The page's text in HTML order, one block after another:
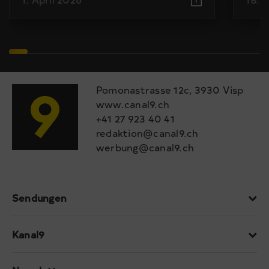
Pomonastrasse 12c, 3930 Visp
www.canal9.ch
+41 27 923 40 41
redaktion@canal9.ch
werbung@canal9.ch
Sendungen
Kanal9